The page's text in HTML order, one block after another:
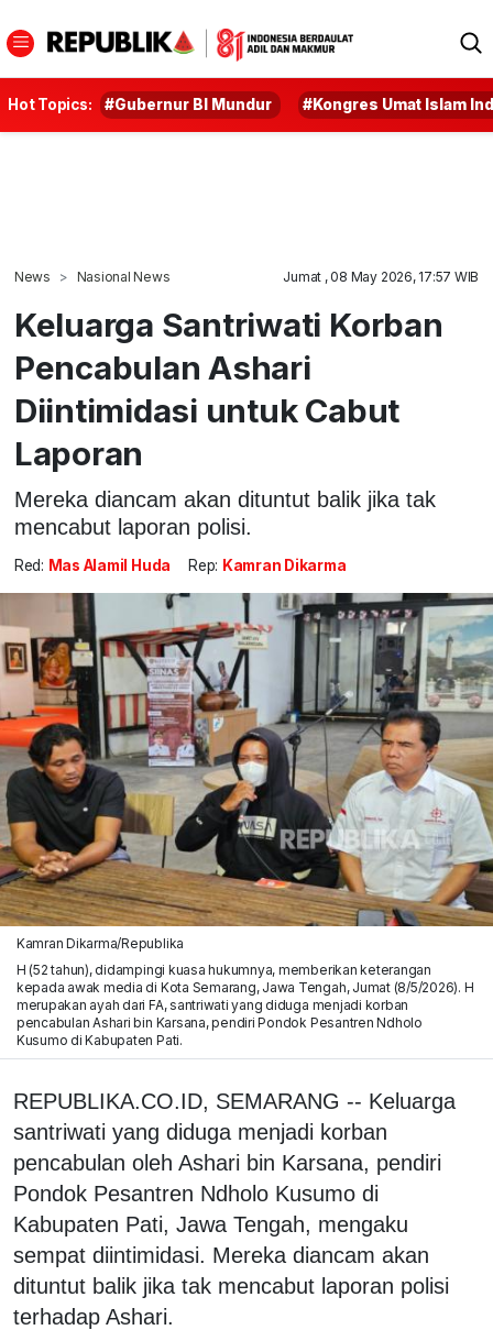
Hot Topics: #Gubernur BI Mundur #Kongres Umat Islam
News Nasional News Jumat , 08 May 2026, 17:57 WIB
Keluarga Santriwati Korban
Pencabulan Ashari
Diintimidasi untuk Cabut
Laporan
Mereka diancam akan dituntut balik jika tak
mencabut laporan polisi.
Red: Mas Alamil Huda Rep: Kamran Dikarma
Kamran Dikarma/Republika
H (52 tahun), didampingi kuasa hukumnya, memberikan keterangan
kepada awak media di Kota Semarang, Jawa Tengah, Jumat (8/5/2026). H
merupakan ayah dari FA, santriwati yang diduga menjadi korban
pencabulan Ashari bin Karsana, pendiri Pondok Pesantren Ndholo
Kusumo di Kabupaten Pati.
REPUBLIKA.CO.ID, SEMARANG -- Keluarga
santriwati yang diduga menjadi korban
pencabulan oleh Ashari bin Karsana, pendiri
Pondok Pesantren Ndholo Kusumo di
Kabupaten Pati, Jawa Tengah, mengaku
sempat diintimidasi. Mereka diancam akan
dituntut balik jika tak mencabut laporan polisi
terhadap Ashari.